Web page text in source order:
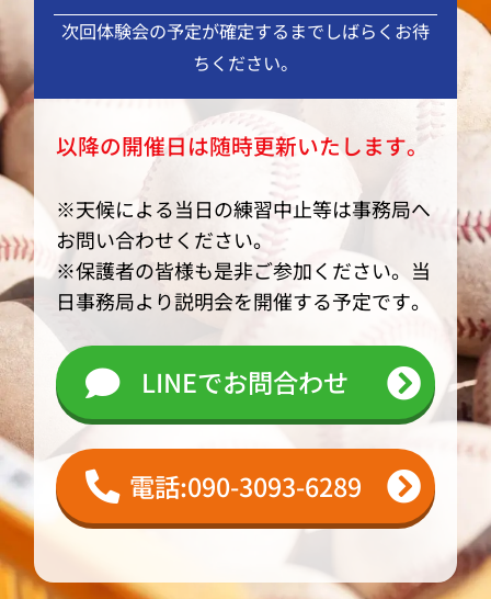
次回体験会の予定が確定するまでしばらくお待
ちください。
以降の開催日は随時更新いたします。
※天候による当日の練習中止等は事務局へ
お問い合わせください。
※保護者の皆様も是非ご参加ください。当
日事務局より説明会を開催する予定です。
LINEでお問合わせ
電話:090-3093-6289